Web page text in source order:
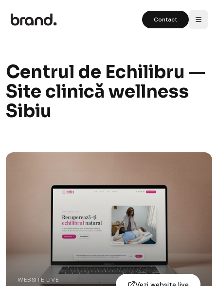
Contact
Centrul de Echilibru —
Site clinică wellness
Sibiu
WEBSITE LIVE